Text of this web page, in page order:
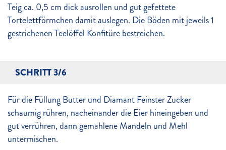
Teig ca. 0,5 cm dick ausrollen und gut gefettete
Tortelettförmchen damit auslegen. Die Böden mit jeweils 1
gestrichenen Teelöffel Konfitüre bestreichen.
SCHRITT 3/6
Für die Füllung Butter und Diamant Feinster Zucker
schaumig rühren, nacheinander die Eier hineingeben und
gut verrühren, dann gemahlene Mandeln und Mehl
untermischen.